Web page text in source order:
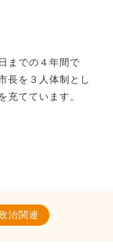
までの４年間で
長を３人体制とし
充てています。
治関連